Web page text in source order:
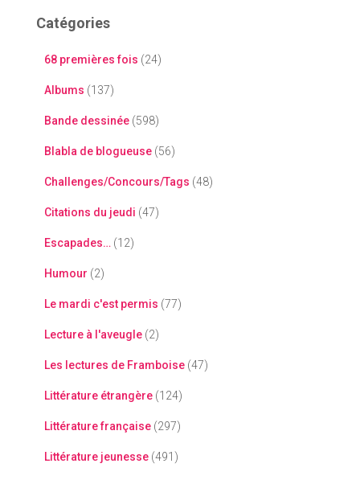
Catégories
68 premières fois (24)
Albums (137)
Bande dessinée (598)
Blabla de blogueuse (56)
Challenges/Concours/Tags (48)
Citations du jeudi (47)
Escapades… (12)
Humour (2)
Le mardi c'est permis (77)
Lecture à l'aveugle (2)
Les lectures de Framboise (47)
Littérature étrangère (124)
Littérature française (297)
Littérature jeunesse (491)